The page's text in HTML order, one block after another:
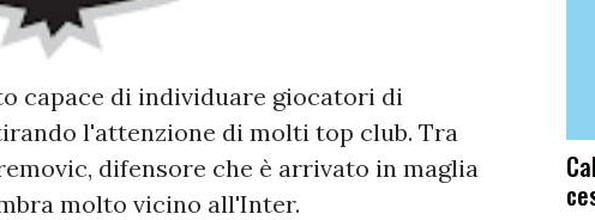
capace di individuare giocatori di
l'attenzione di molti top club. Tra
difensore che è arrivato in maglia
molto vicino all'Inter.